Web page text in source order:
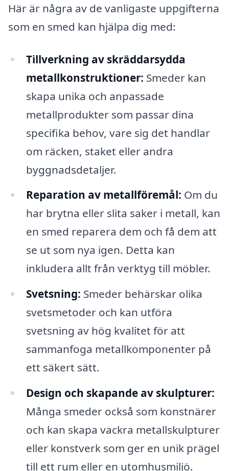
Här är några av de vanligaste uppgifterna
som en smed kan hjälpa dig med:
Tillverkning av skräddarsydda
metallkonstruktioner: Smeder kan
skapa unika och anpassade
metallprodukter som passar dina
specifika behov, vare sig det handlar
om räcken, staket eller andra
byggnadsdetaljer.
Reparation av metallföremål: Om du
har brytna eller slita saker i metall, kan
en smed reparera dem och få dem att
se ut som nya igen. Detta kan
inkludera allt från verktyg till möbler.
Svetsning: Smeder behärskar olika
svetsmetoder och kan utföra
svetsning av hög kvalitet för att
sammanfoga metallkomponenter på
ett säkert sätt.
Design och skapande av skulpturer:
Många smeder också som konstnärer
och kan skapa vackra metallskulpturer
eller konstverk som ger en unik prägel
till ett rum eller en utomhusmiljö.